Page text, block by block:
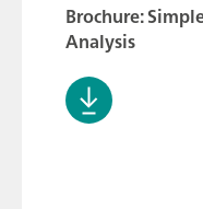
Brochure:
Analysis